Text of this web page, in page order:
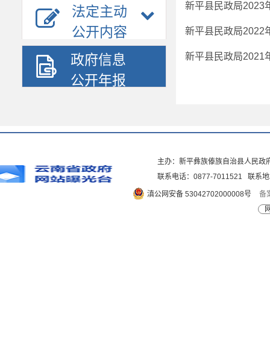
法定主动
公开内容
政府信息
公开年报
新平县民政局2023
新平县民政局2022
新平县民政局2021
主办：新平彝族傣族自治县人民
联系电话：0877-7011521 联系
滇公网安备 53042702000008号
备